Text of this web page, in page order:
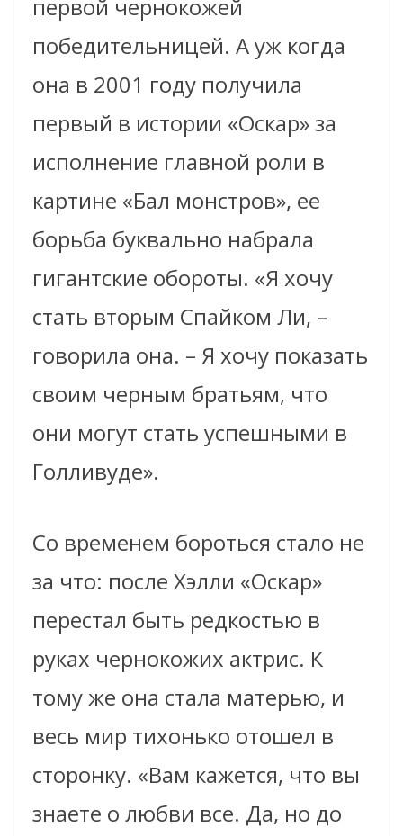
первой чернокожей
победительницей. А уж когда
она в 2001 году получила
первый в истории «Оскар» за
исполнение главной роли в
картине «Бал монстров», ее
борьба буквально набрала
гигантские обороты. «Я хочу
стать вторым Спайком Ли, –
говорила она. – Я хочу показать
своим черным братьям, что
они могут стать успешными в
Голливуде».
Со временем бороться стало не
за что: после Хэлли «Оскар»
перестал быть редкостью в
руках чернокожих актрис. К
тому же она стала матерью, и
весь мир тихонько отошел в
сторонку. «Вам кажется, что вы
знаете о любви все. Да, но до